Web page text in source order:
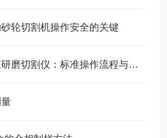
轮切割机操作安全的关键
从零开始学三离子束研磨切割仪：标准操作流程与使用要点